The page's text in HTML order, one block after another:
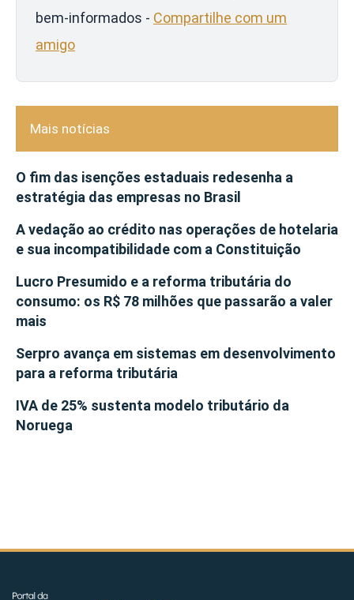
bem-informados - Compartilhe com um
amigo
Mais notícias
O fim das isenções estaduais redesenha a
estratégia das empresas no Brasil
A vedação ao crédito nas operações de hotelaria
e sua incompatibilidade com a Constituição
Lucro Presumido e a reforma tributária do
consumo: os R$ 78 milhões que passarão a valer
mais
Serpro avança em sistemas em desenvolvimento
para a reforma tributária
IVA de 25% sustenta modelo tributário da
Noruega